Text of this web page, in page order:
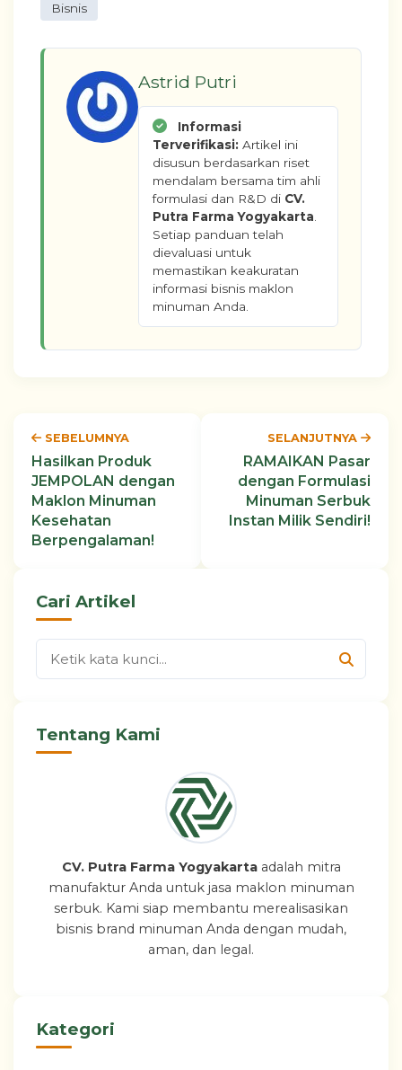
Bisnis
Astrid Putri
Informasi
Terverifikasi: Artikel ini
disusun berdasarkan riset
mendalam bersama tim ahli
formulasi dan R&D di CV.
Putra Farma Yogyakarta.
Setiap panduan telah
dievaluasi untuk
memastikan keakuratan
informasi bisnis maklon
minuman Anda.
SEBELUMNYA
Hasilkan Produk
JEMPOLAN dengan
Maklon Minuman
Kesehatan
Berpengalaman!
SELANJUTNYA
RAMAIKAN Pasar
dengan Formulasi
Minuman Serbuk
Instan Milik Sendiri!
Cari Artikel
Tentang Kami
CV. Putra Farma Yogyakartaadalah mitra
manufaktur Anda untuk jasa maklon minuman
serbuk. Kami siap membantu merealisasikan
bisnis brand minuman Anda dengan mudah,
aman, dan legal.
Kategori